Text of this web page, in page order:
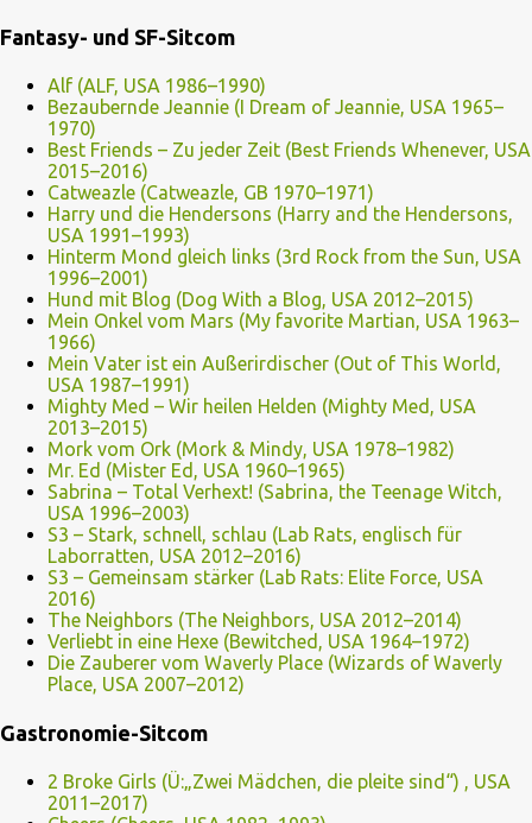
Fantasy- und SF-Sitcom
Alf (ALF, USA 1986–1990)
Bezaubernde Jeannie (I Dream of Jeannie, USA 1965–
1970)
Best Friends – Zu jeder Zeit (Best Friends Whenever, USA
2015–2016)
Catweazle (Catweazle, GB 1970–1971)
Harry und die Hendersons (Harry and the Hendersons,
USA 1991–1993)
Hinterm Mond gleich links (3rd Rock from the Sun, USA
1996–2001)
Hund mit Blog (Dog With a Blog, USA 2012–2015)
Mein Onkel vom Mars (My favorite Martian, USA 1963–
1966)
Mein Vater ist ein Außerirdischer (Out of This World,
USA 1987–1991)
Mighty Med – Wir heilen Helden (Mighty Med, USA
2013–2015)
Mork vom Ork (Mork & Mindy, USA 1978–1982)
Mr. Ed (Mister Ed, USA 1960–1965)
Sabrina – Total Verhext! (Sabrina, the Teenage Witch,
USA 1996–2003)
S3 – Stark, schnell, schlau (Lab Rats, englisch für
Laborratten, USA 2012–2016)
S3 – Gemeinsam stärker (Lab Rats: Elite Force, USA
2016)
The Neighbors (The Neighbors, USA 2012–2014)
Verliebt in eine Hexe (Bewitched, USA 1964–1972)
Die Zauberer vom Waverly Place (Wizards of Waverly
Place, USA 2007–2012)
Gastronomie-Sitcom
2 Broke Girls (Ü:„Zwei Mädchen, die pleite sind“) , USA
2011–2017)